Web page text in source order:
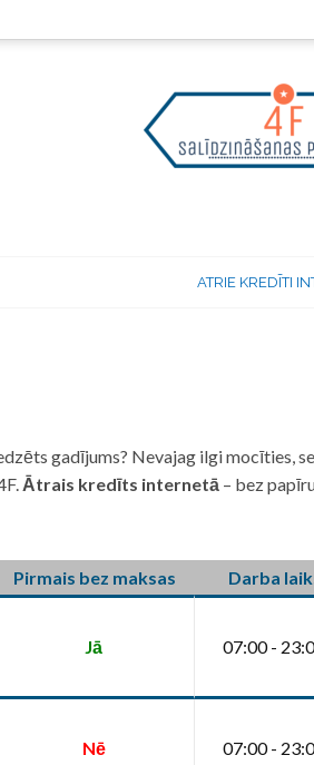
ATRIE KREDĪTI
gadījums? Nevajag ilgi mocīties,
Ātrais kredīts internetā – bez
Pirmais bez maksas Darba
Jā 07:00 -
Nē 07:00 -